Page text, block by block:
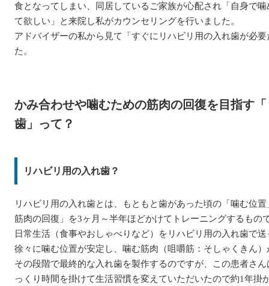
食となってしまい、同居しているご家族が心配され「自身で
て欲しい」と来院し私がカウンセリングを行いました。
アドバイザーの私から見て「すぐにリハビリ用の入れ歯が必
た。
かみ合わせや噛むための筋肉の回復を目指す
歯」って？
リハビリ用の入れ歯？
リハビリ用の入れ歯とは、もともと歯があった頃の「噛む位
筋肉の回復」を3ヶ月～半年ほどかけてトレーニングするもの
日常生活（食事やおしゃべりなど）をリハビリ用の入れ歯で
徐々に噛む位置が安定し、噛む筋肉（咀嚼筋：そしゃくきん
その段階で最終的な入れ歯を製作するのですが、この患者さ
っくり時間を掛けて生活習慣を変えていただいたので約1年掛